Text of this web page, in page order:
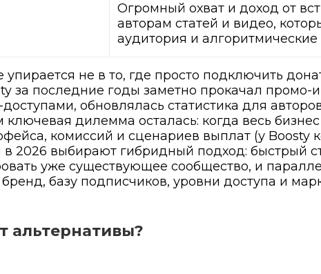
Огромный охват и доход от
авторам статей и видео,
аудитория и
не в то, где просто подключить
за последние годы заметно прокачал промо-
обновлялась статистика для
ключевая дилемма осталась: когда весь
комиссий и сценариев выплат (у Boosty
2026 выбирают гибридный подход: быстрый
уже существующее сообщество, и
базу подписчиков, уровни доступа и
альтернативы?